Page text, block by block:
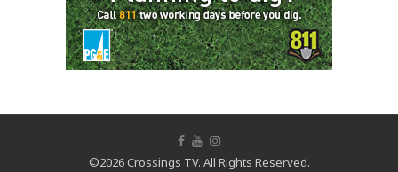
©2026 Crossings TV. All Rights Reserved.